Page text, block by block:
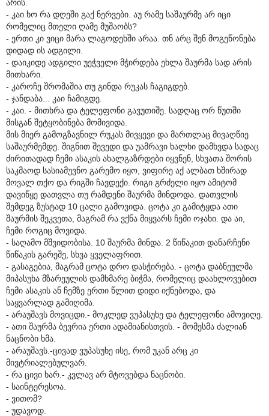
არის.
- კაი ხო რა დღეში გაქ ნერვები. აუ რამე საშაურმე არ იცი
რომელიც მთელი ღამე მუშაობს?
- ერთი კი ვიცი მარა ლაგოდეხში არაა. თნ არც შენ მოგეწონება
დიდად ის ადგილი.
- დაიკიდე ადგილი უეჭველი მჭირდება ეხლა შაურმა სად არის
მითხარი.
- კაროჩე შრომაშია თუ გინდა რუკას ჩაგიგდებ.
- ჯანდაბა... კაი ჩამიგდე.
- კაი. - მითხრა და ტელეფონი გავუთიშე. სადღაც ორ წუთში
მისგან შეტყობინება მომივიდა.
მის მიერ გამოგზავნილ რუკას მივყევი და მართლაც მივაღწიე
საშაურმემდე. შიგნით შევედი და უამრავი ხალხი დამხვდა სადაც
ძირითადად ჩემი ასაკის ახალგაზრდები იყვნენ, სხვათა შორის
საკმაოდ სასიამუვნო გარემო იყო, ვიფირე აქ ალბათ ხშირად
მოვალ თქო და რიგში ჩავდექი. რიგი გრძელი იყო ამიტომ
დავიწყე დათვლა თუ რამდენი შაურმა მინდოდა. დათვლის
შემდეგ ზუსტად 10 ცალი გამოვიდა. ცოტა კი გამიტყდა ათი
შაურმის შეკვეთა, მაგრამ რა ვქნა მიყვარს ჩემი ოჯახი. და აი,
ჩემი როგიც მოვიდა.
- საღამო მშვიდობისა. 10 შაურმა მინდა. 2 წიწაკით დანარჩენი
წიწაკის გარეშე, სხვა ყველაფრით.
- გასაგებია, მაგრამ ცოტა დრო დასჭირება. - ცოტა დაბნეულმა
მიპასუხა მზარეულის დამხმარე ბიჭმა, რომელიც დაახლოვებით
ჩემი ასაკის ან ჩემზე ერთი წლით დიდი იქნებოდა, და
საყვარლად გამიღიმა.
- არაუშავს მოვიცდი.- მოკლედ ვუპასუხე და ტელეფონი ამოვიღე.
- ათი შაურმა ბევრია ერთი ადამიანისთვის. - მომესმა ძალიან
ნაცნობი ხმა.
- არაუშავს.-ცივად ვუპასუხე ისე, რომ უკან არც კი
მივტრიალებულვარ.
- რა ცივი ხარ.- კვლავ არ მტოვებდა ნაცნობი.
- საინტერესოა.
- ვითომ?
- უდავოდ.